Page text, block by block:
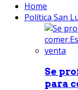
Home
Política San
Se
para